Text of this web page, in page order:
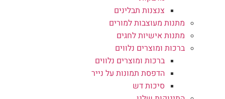
צנצנות תבלינים
מתנות מעוצבות למורים
מתנות אישיות לחגים
ברכות ומוצרים נלווים
ברכות ומוצרים נלווים
הדפסת תמונות על נייר
סיכות דש